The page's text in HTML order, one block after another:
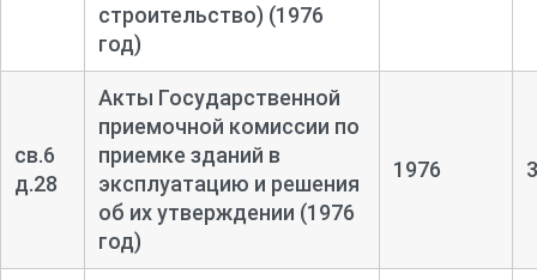
строительство) (1976
год)
св.6
д.28
Акты Государственной
приемочной комиссии по
приемке зданий в
эксплуатацию и решения
об их утверждении (1976
год)
1976